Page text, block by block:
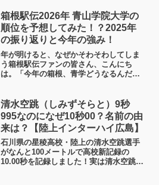
箱根駅伝2026年 青山学院大学の
順位を予想してみた！？2025年
の振り返りと今年の強み！
年が明けると、なぜかそわそわしてしま
う箱根駅伝ファンの皆さん、こんにち
は。「今年の箱根、青学どうなるんだろ
学 順位予想」をテーマに、これまでに
出ている情報をもとにしながら、少し感
情も交えて予想してみたいと思います。
清水空跳（しみずそらと）9秒
995なのになぜ10秒00？名前の由
来は？【陸上インターハイ広島】
石川県の星稜高校・陸上の清水空跳選手
がなんと100メートルで高校新記録の
10.00秒を記録しました！実は清水空跳選